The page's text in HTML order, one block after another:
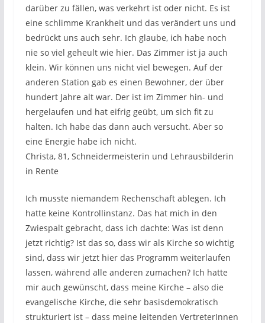
darüber zu fällen, was verkehrt ist oder nicht. Es ist
eine schlimme Krankheit und das verändert uns und
bedrückt uns auch sehr. Ich glaube, ich habe noch
nie so viel geheult wie hier. Das Zimmer ist ja auch
klein. Wir können uns nicht viel bewegen. Auf der
anderen Station gab es einen Bewohner, der über
hundert Jahre alt war. Der ist im Zimmer hin- und
hergelaufen und hat eifrig geübt, um sich fit zu
halten. Ich habe das dann auch versucht. Aber so
eine Energie habe ich nicht.
Christa, 81, Schneidermeisterin und Lehrausbilderin
in Rente
Ich musste niemandem Rechenschaft ablegen. Ich
hatte keine Kontrollinstanz. Das hat mich in den
Zwiespalt gebracht, dass ich dachte: Was ist denn
jetzt richtig? Ist das so, dass wir als Kirche so wichtig
sind, dass wir jetzt hier das Programm weiterlaufen
lassen, während alle anderen zumachen? Ich hatte
mir auch gewünscht, dass meine Kirche – also die
evangelische Kirche, die sehr basisdemokratisch
strukturiert ist – dass meine leitenden VertreterInnen